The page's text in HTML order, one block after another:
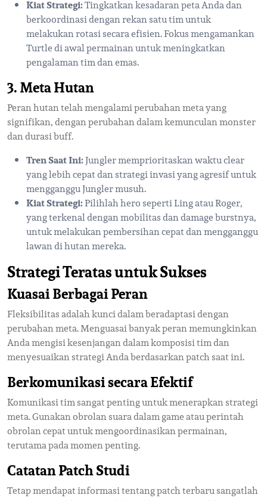
Kiat Strategi:Tingkatkan kesadaran peta Anda dan
berkoordinasi dengan rekan satu tim untuk
melakukan rotasi secara efisien. Fokus mengamankan
Turtle di awal permainan untuk meningkatkan
pengalaman tim dan emas.
3. Meta Hutan
Peran hutan telah mengalami perubahan meta yang
signifikan, dengan perubahan dalam kemunculan monster
dan durasi buff.
Tren Saat Ini:Jungler memprioritaskan waktu clear
yang lebih cepat dan strategi invasi yang agresif untuk
mengganggu Jungler musuh.
Kiat Strategi:Pilihlah hero seperti Ling atau Roger,
yang terkenal dengan mobilitas dan damage burstnya,
untuk melakukan pembersihan cepat dan mengganggu
lawan di hutan mereka.
Strategi Teratas untuk Sukses
Kuasai Berbagai Peran
Fleksibilitas adalah kunci dalam beradaptasi dengan
perubahan meta. Menguasai banyak peran memungkinkan
Anda mengisi kesenjangan dalam komposisi tim dan
menyesuaikan strategi Anda berdasarkan patch saat ini.
Berkomunikasi secara Efektif
Komunikasi tim sangat penting untuk menerapkan strategi
meta. Gunakan obrolan suara dalam game atau perintah
obrolan cepat untuk mengoordinasikan permainan,
terutama pada momen penting.
Catatan Patch Studi
Tetap mendapat informasi tentang patch terbaru sangatlah